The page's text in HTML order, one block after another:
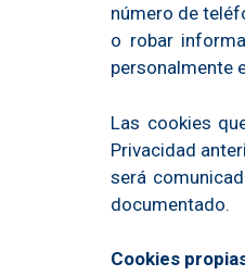
número de
o robar
personalmente
Las cookies
Privacidad
será
documentado.
Cookies